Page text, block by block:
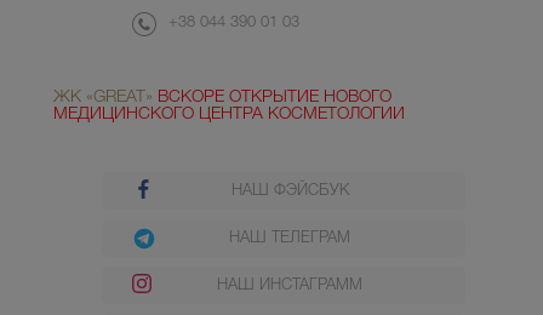
+38 044 390 01 03
ЖК «GREAT» ВСКОРЕ ОТКРЫТИЕ НОВОГО
МЕДИЦИНСКОГО ЦЕНТРА КОСМЕТОЛОГИИ
НАШ ФЭЙСБУК
НАШ ТЕЛЕГРАМ
НАШ ИНСТАГРАММ